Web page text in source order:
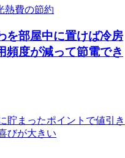
熱費の節約
を部屋中に置けば冷房
頻度が減って節電でき
貯まったポイントで値引き
びが大きい